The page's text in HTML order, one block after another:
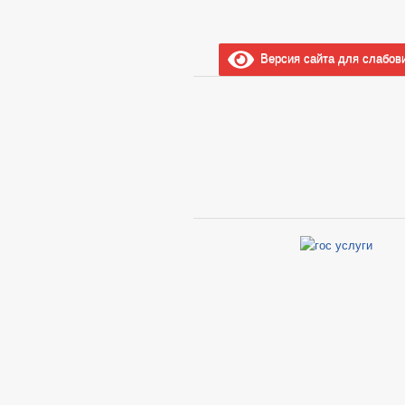
Версия сайта для